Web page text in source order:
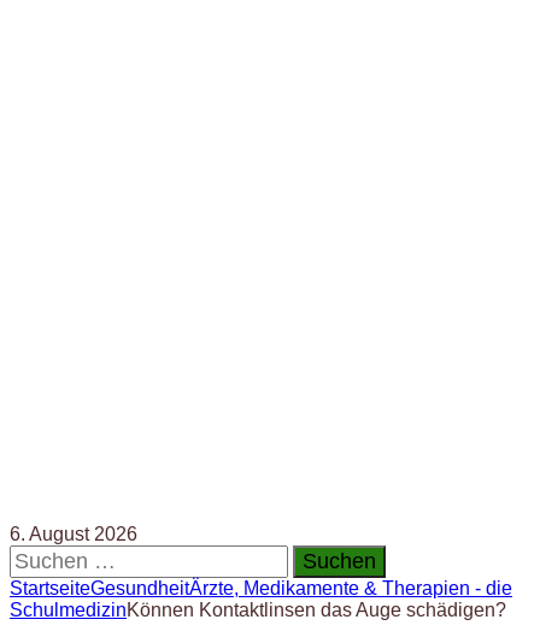
6. August 2026
Suchen
nach:
StartseiteGesundheitÄrzte, Medikamente & Therapien - die
SchulmedizinKönnen Kontaktlinsen das Auge schädigen?